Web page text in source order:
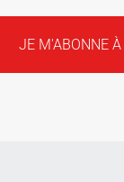
JE M'ABONNE